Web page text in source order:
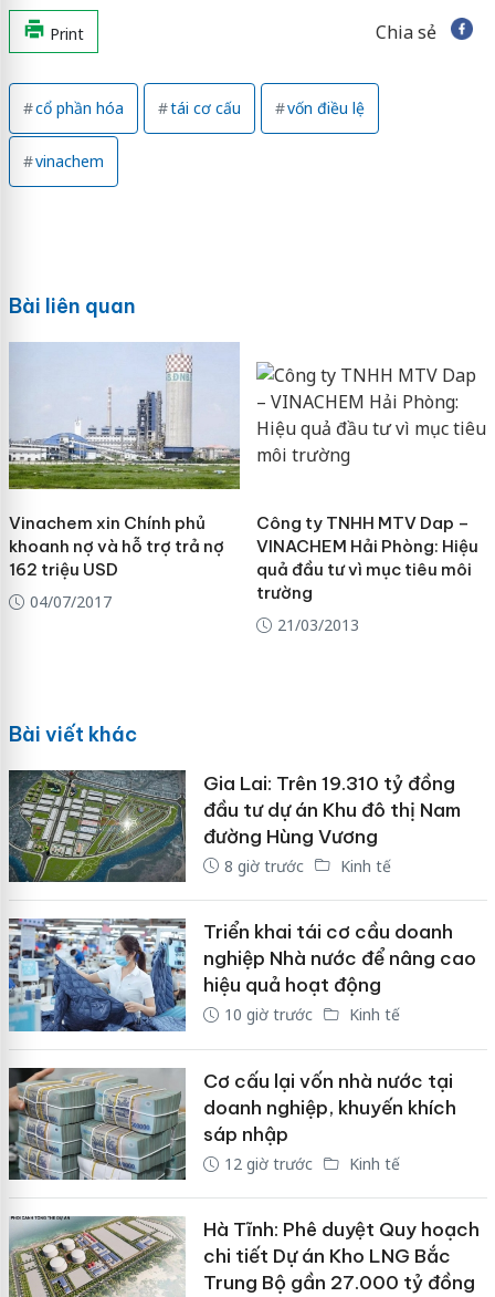
Print Chia sẻ
cổ phần hóa tái cơ cấu vốn điều lệ
vinachem
Bài liên quan
Vinachem xin Chính phủ
khoanh nợ và hỗ trợ trả nợ
162 triệu USD
04/07/2017
Công ty TNHH MTV Dap –
VINACHEM Hải Phòng: Hiệu
quả đầu tư vì mục tiêu môi
trường
21/03/2013
Bài viết khác
Gia Lai: Trên 19.310 tỷ đồng
đầu tư dự án Khu đô thị Nam
đường Hùng Vương
8 giờ trước Kinh tế
Triển khai tái cơ cầu doanh
nghiệp Nhà nước để nâng cao
hiệu quả hoạt động
10 giờ trước Kinh tế
Cơ cấu lại vốn nhà nước tại
doanh nghiệp, khuyến khích
sáp nhập
12 giờ trước Kinh tế
Hà Tĩnh: Phê duyệt Quy hoạch
chi tiết Dự án Kho LNG Bắc
Trung Bộ gần 27.000 tỷ đồng